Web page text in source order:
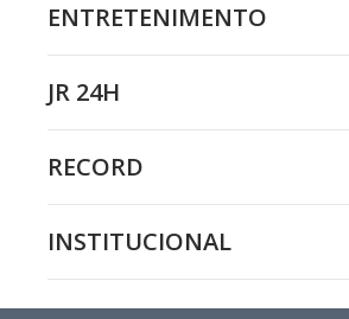
ENTRETENIMENTO
JR 24H
RECORD
INSTITUCIONAL